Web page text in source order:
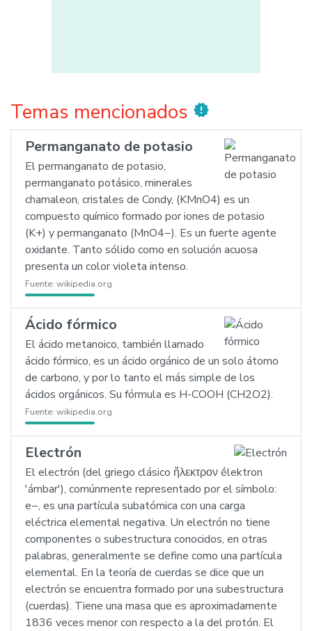
Temas mencionados new_releases
Permanganato de potasio
El permanganato de potasio,
permanganato potásico, minerales
chamaleon, cristales de Condy, (KMnO4) es un
compuesto químico formado por iones de potasio
(K+) y permanganato (MnO4−). Es un fuerte agente
oxidante. Tanto sólido como en solución acuosa
presenta un color violeta intenso.
Fuente: wikipedia.org
Ácido fórmico
El ácido metanoico, también llamado
ácido fórmico, es un ácido orgánico de un solo átomo
de carbono, y por lo tanto el más simple de los
ácidos orgánicos. Su fórmula es H-COOH (CH2O2).
Fuente: wikipedia.org
Electrón
El electrón (del griego clásico ἤλεκτρον ḗlektron
'ámbar'), comúnmente representado por el símbolo:
e−, es una partícula subatómica con una carga
eléctrica elemental negativa. Un electrón no tiene
componentes o subestructura conocidos, en otras
palabras, generalmente se define como una partícula
elemental. En la teoría de cuerdas se dice que un
electrón se encuentra formado por una subestructura
(cuerdas). Tiene una masa que es aproximadamente
1836 veces menor con respecto a la del protón. El